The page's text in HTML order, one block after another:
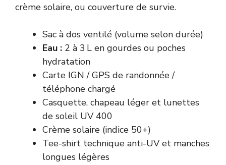
crème solaire, ou couverture de survie.
Sac à dos ventilé (volume selon durée)
Eau : 2 à 3 L en gourdes ou poches
hydratation
Carte IGN / GPS de randonnée /
téléphone chargé
Casquette, chapeau léger et lunettes
de soleil UV 400
Crème solaire (indice 50+)
Tee-shirt technique anti-UV et manches
longues légères